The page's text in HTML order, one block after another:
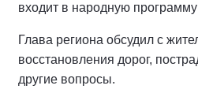
входит в народную
Глава региона обсудил с
восстановления дорог,
другие вопросы.